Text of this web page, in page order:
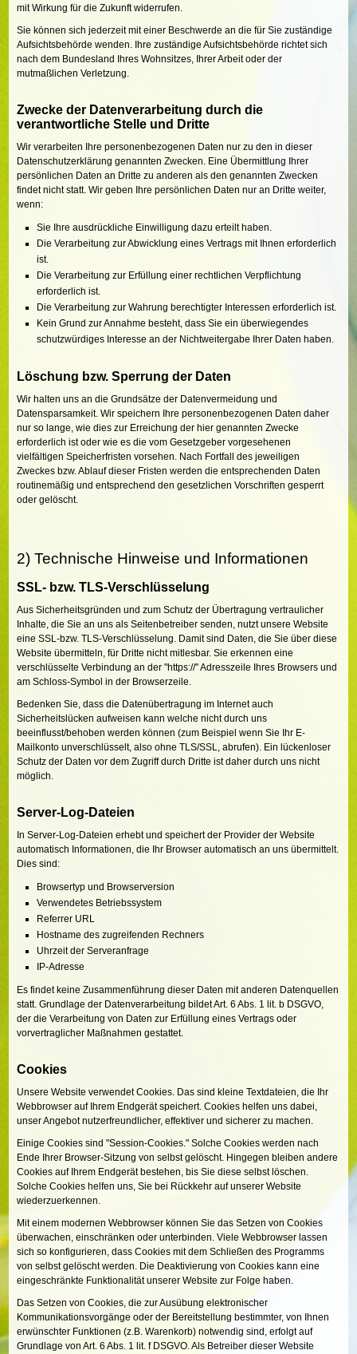
mit Wirkung für die Zukunft widerrufen.
Sie können sich jederzeit mit einer Beschwerde an die für Sie zuständige
Aufsichtsbehörde wenden. Ihre zuständige Aufsichtsbehörde richtet sich
nach dem Bundesland Ihres Wohnsitzes, Ihrer Arbeit oder der
mutmaßlichen Verletzung.
Zwecke der Datenverarbeitung durch die
verantwortliche Stelle und Dritte
Wir verarbeiten Ihre personenbezogenen Daten nur zu den in dieser
Datenschutzerklärung genannten Zwecken. Eine Übermittlung Ihrer
persönlichen Daten an Dritte zu anderen als den genannten Zwecken
findet nicht statt. Wir geben Ihre persönlichen Daten nur an Dritte weiter,
wenn:
Sie Ihre ausdrückliche Einwilligung dazu erteilt haben.
Die Verarbeitung zur Abwicklung eines Vertrags mit Ihnen erforderlich
ist.
Die Verarbeitung zur Erfüllung einer rechtlichen Verpflichtung
erforderlich ist.
Die Verarbeitung zur Wahrung berechtigter Interessen erforderlich ist.
Kein Grund zur Annahme besteht, dass Sie ein überwiegendes
schutzwürdiges Interesse an der Nichtweitergabe Ihrer Daten haben.
Löschung bzw. Sperrung der Daten
Wir halten uns an die Grundsätze der Datenvermeidung und
Datensparsamkeit. Wir speichern Ihre personenbezogenen Daten daher
nur so lange, wie dies zur Erreichung der hier genannten Zwecke
erforderlich ist oder wie es die vom Gesetzgeber vorgesehenen
vielfältigen Speicherfristen vorsehen. Nach Fortfall des jeweiligen
Zweckes bzw. Ablauf dieser Fristen werden die entsprechenden Daten
routinemäßig und entsprechend den gesetzlichen Vorschriften gesperrt
oder gelöscht.
2) Technische Hinweise und Informationen
SSL- bzw. TLS-Verschlüsselung
Aus Sicherheitsgründen und zum Schutz der Übertragung vertraulicher
Inhalte, die Sie an uns als Seitenbetreiber senden, nutzt unsere Website
eine SSL-bzw. TLS-Verschlüsselung. Damit sind Daten, die Sie über diese
Website übermitteln, für Dritte nicht mitlesbar. Sie erkennen eine
verschlüsselte Verbindung an der "https://" Adresszeile Ihres Browsers und
am Schloss-Symbol in der Browserzeile.
Bedenken Sie, dass die Datenübertragung im Internet auch
Sicherheitslücken aufweisen kann welche nicht durch uns
beeinflusst/behoben werden können (zum Beispiel wenn Sie Ihr E-
Mailkonto unverschlüsselt, also ohne TLS/SSL, abrufen). Ein lückenloser
Schutz der Daten vor dem Zugriff durch Dritte ist daher durch uns nicht
möglich.
Server-Log-Dateien
In Server-Log-Dateien erhebt und speichert der Provider der Website
automatisch Informationen, die Ihr Browser automatisch an uns übermittelt.
Dies sind:
Browsertyp und Browserversion
Verwendetes Betriebssystem
Referrer URL
Hostname des zugreifenden Rechners
Uhrzeit der Serveranfrage
IP-Adresse
Es findet keine Zusammenführung dieser Daten mit anderen Datenquellen
statt. Grundlage der Datenverarbeitung bildet Art. 6 Abs. 1 lit. b DSGVO,
der die Verarbeitung von Daten zur Erfüllung eines Vertrags oder
vorvertraglicher Maßnahmen gestattet.
Cookies
Unsere Website verwendet Cookies. Das sind kleine Textdateien, die Ihr
Webbrowser auf Ihrem Endgerät speichert. Cookies helfen uns dabei,
unser Angebot nutzerfreundlicher, effektiver und sicherer zu machen.
Einige Cookies sind "Session-Cookies." Solche Cookies werden nach
Ende Ihrer Browser-Sitzung von selbst gelöscht. Hingegen bleiben andere
Cookies auf Ihrem Endgerät bestehen, bis Sie diese selbst löschen.
Solche Cookies helfen uns, Sie bei Rückkehr auf unserer Website
wiederzuerkennen.
Mit einem modernen Webbrowser können Sie das Setzen von Cookies
überwachen, einschränken oder unterbinden. Viele Webbrowser lassen
sich so konfigurieren, dass Cookies mit dem Schließen des Programms
von selbst gelöscht werden. Die Deaktivierung von Cookies kann eine
eingeschränkte Funktionalität unserer Website zur Folge haben.
Das Setzen von Cookies, die zur Ausübung elektronischer
Kommunikationsvorgänge oder der Bereitstellung bestimmter, von Ihnen
erwünschter Funktionen (z.B. Warenkorb) notwendig sind, erfolgt auf
Grundlage von Art. 6 Abs. 1 lit. f DSGVO. Als Betreiber dieser Website